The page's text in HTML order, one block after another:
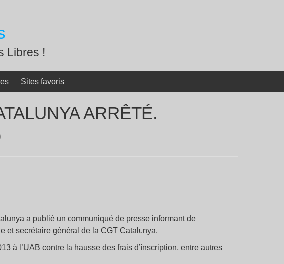
Libres !
Sites favoris
ARRÊTÉ.
a publié un communiqué de presse informant de
et secrétaire général de la CGT Catalunya.
à l’UAB contre la hausse des frais d’inscription, entre autres